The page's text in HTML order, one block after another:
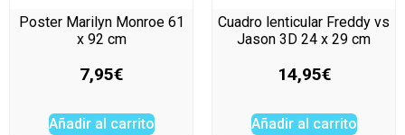
Poster Marilyn Monroe 61
x 92 cm
7,95€
Añadir al carrito
Cuadro lenticular Freddy vs
Jason 3D 24 x 29 cm
14,95€
Añadir al carrito